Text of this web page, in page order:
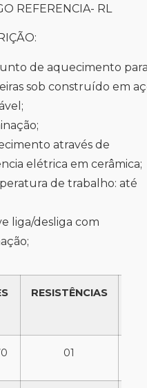
REFERENCIA- RL
de aquecimento
sob construído em
através de
elétrica em cerâmica;
de trabalho: até
liga/desliga com
RESISTÊNCIAS
01